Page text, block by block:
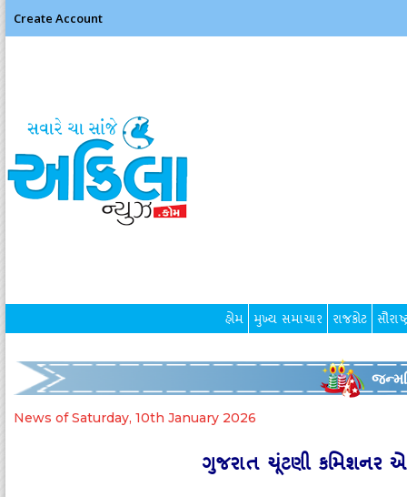
Create Account
હોમ મુખ્ય સમાચાર રાજકોટ
News of Saturday, 10th January 2026
ગુજરાત ચૂંટણી કમિશનર